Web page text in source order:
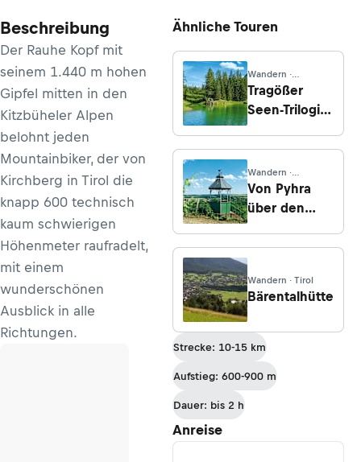
Beschreibung
Der Rauhe Kopf mit
seinem 1.440 m hohen
Gipfel mitten in den
Kitzbüheler Alpen
belohnt jeden
Mountainbiker, der von
Kirchberg in Tirol die
knapp 600 technisch
kaum schwierigen
Höhenmeter raufradelt,
mit einem
wunderschönen
Ausblick in alle
Richtungen.
Ähnliche Touren
Wandern ·
Steiermark
Tragößer
Seen-Trilogie
Pfarrerteich
und
Kreuzteich
Wandern ·
Niederösterreich
Von Pyhra
über den
nach
Wandern · Tirol
Bärentalhütte
Strecke: 10-15 km
Aufstieg: 600-900 m
Dauer: bis 2 h
Anreise